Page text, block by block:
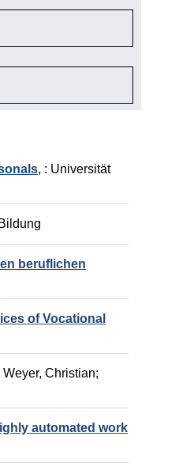
, : Universität
beruflichen
of Vocational
Weyer, Christian;
automated work